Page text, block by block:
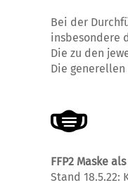
Bei der
insbesondere
Die zu den
Die
FFP2 Maske
Stand 18.5.22: